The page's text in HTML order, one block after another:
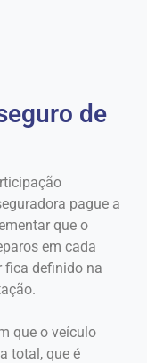
de
pague a
que o
em cada
fica definido na
que o veículo
total, que é